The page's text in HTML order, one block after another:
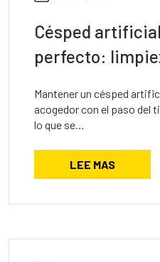
Césped
perfecto:
Mantener un césped
acogedor con el paso del
lo que se…
LEE MAS